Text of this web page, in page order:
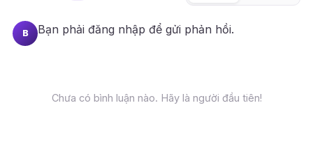
B Bạn phải đăng nhập để gửi phản hồi.
Chưa có bình luận nào. Hãy là người đầu tiên!